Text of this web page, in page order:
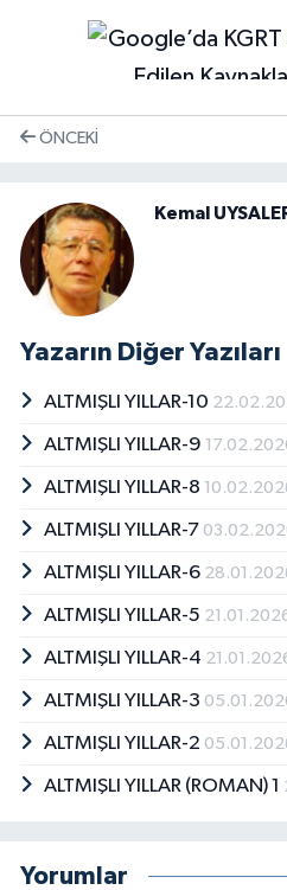
ÖNCEKI
Kemal
Yazarın Diğer Yazıları
ALTMIŞLI YILLAR-10
ALTMIŞLI YILLAR-9
ALTMIŞLI YILLAR-8
ALTMIŞLI YILLAR-7
ALTMIŞLI YILLAR-6
ALTMIŞLI YILLAR-5
ALTMIŞLI YILLAR-4
ALTMIŞLI YILLAR-3
ALTMIŞLI YILLAR-2
ALTMIŞLI YILLAR (ROMAN) 1
Yorumlar